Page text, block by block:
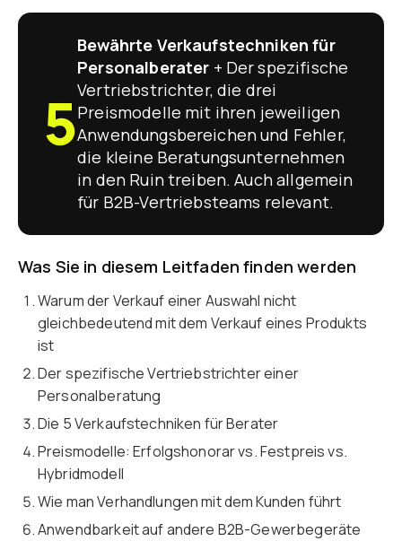
5
Bewährte Verkaufstechniken für
Personalberater + Der spezifische
Vertriebstrichter, die drei
Preismodelle mit ihren jeweiligen
Anwendungsbereichen und Fehler,
die kleine Beratungsunternehmen
in den Ruin treiben. Auch allgemein
für B2B-Vertriebsteams relevant.
Was Sie in diesem Leitfaden finden werden
Warum der Verkauf einer Auswahl nicht
gleichbedeutend mit dem Verkauf eines Produkts
ist
Der spezifische Vertriebstrichter einer
Personalberatung
Die 5 Verkaufstechniken für Berater
Preismodelle: Erfolgshonorar vs. Festpreis vs.
Hybridmodell
Wie man Verhandlungen mit dem Kunden führt
Anwendbarkeit auf andere B2B-Gewerbegeräte